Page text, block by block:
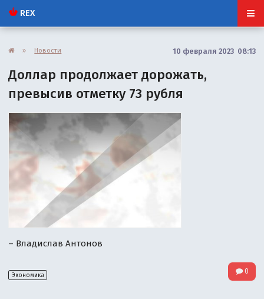
REX
» Новости 10 февраля 2023 08:13
Доллар продолжает дорожать,
превысив отметку 73 рубля
– Владислав Антонов
Экономика 0